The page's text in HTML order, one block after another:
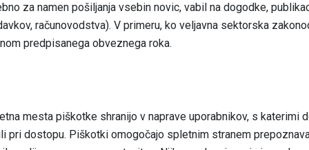
za namen pošiljanja vsebin novic, vabil na dogodke,
računovodstva). V primeru, ko veljavna sektorska
predpisanega obveznega roka.
mesta piškotke shranijo v naprave uporabnikov, s katerimi
pri dostopu. Piškotki omogočajo spletnim stranem